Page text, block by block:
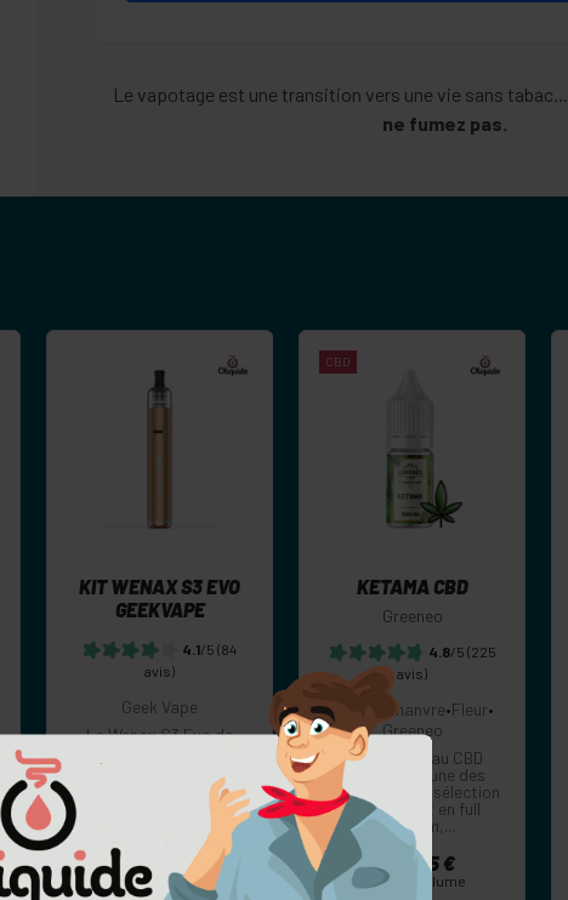
Le vapotage est une transition vers une vie sans tabac...
ne fumez pas.
KIT WENAX S3 EVO
GEEKVAPE
4.1/5 (84
avis)
Geek Vape
Le Wenax S3 Evo de
cigarette électronique,
de type pod, délivrant
une puissance...
16.00 €
CBD
Commander
KETAMA CBD
Greeneo
4.8/5 (225
avis)
Epices Chanvre•Fleur•
Greeneo
Le e-liquide au CBD
Ketama est une des
stars de notre sélection
CBD. Extrait en full
spectrum,...
dès 7.05 €
achat en volume